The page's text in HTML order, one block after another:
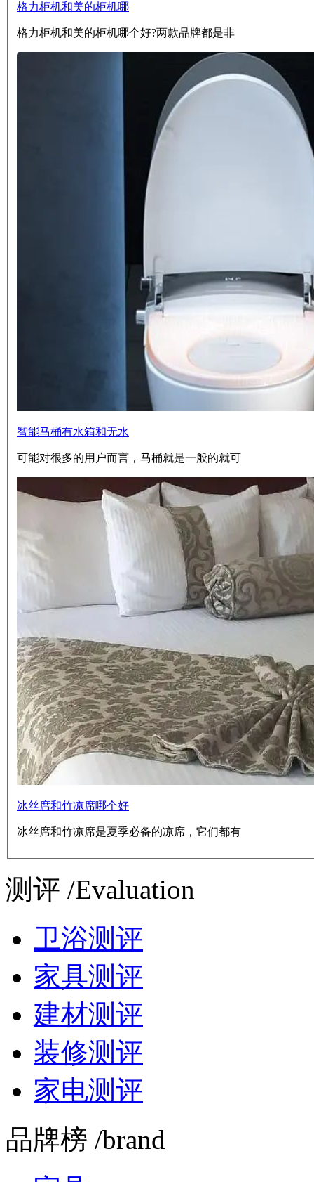
格力柜机和美的柜机哪
格力柜机和美的柜机哪个好?两款品牌都是非
智能马桶有水箱和无水
可能对很多的用户而言，马桶就是一般的就可
冰丝席和竹凉席哪个好
冰丝席和竹凉席是夏季必备的凉席，它们都有
测评 /Evaluation
卫浴测评
家具测评
建材测评
装修测评
家电测评
品牌榜 /brand